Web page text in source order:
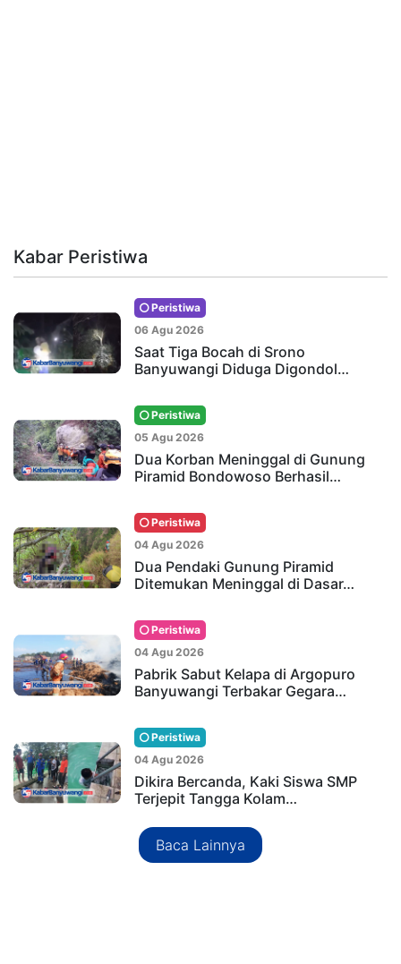
Kabar Peristiwa
Peristiwa
06 Agu 2026
Saat Tiga Bocah di Srono
Banyuwangi Diduga Digondol…
Peristiwa
05 Agu 2026
Dua Korban Meninggal di Gunung
Piramid Bondowoso Berhasil…
Peristiwa
04 Agu 2026
Dua Pendaki Gunung Piramid
Ditemukan Meninggal di Dasar…
Peristiwa
04 Agu 2026
Pabrik Sabut Kelapa di Argopuro
Banyuwangi Terbakar Gegara…
Peristiwa
04 Agu 2026
Dikira Bercanda, Kaki Siswa SMP
Terjepit Tangga Kolam…
Baca Lainnya